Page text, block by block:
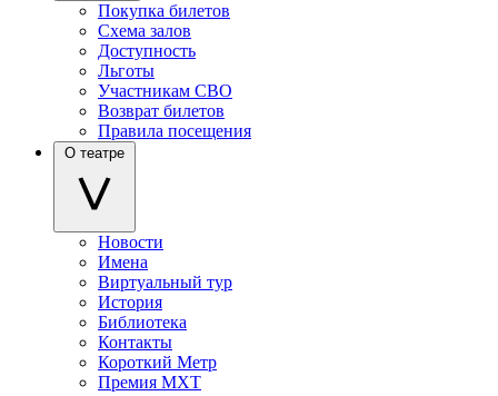
Покупка билетов
Схема залов
Доступность
Льготы
Участникам СВО
Возврат билетов
Правила посещения
О театре
Новости
Имена
Виртуальный тур
История
Библиотека
Контакты
Короткий Метр
Премия МХТ